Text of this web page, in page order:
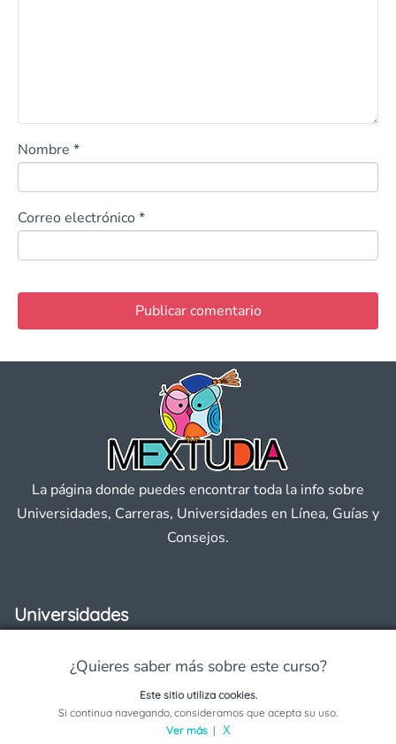
Nombre *
Correo electrónico *
¿Quieres saber más sobre este curso?
Solicita información sobre este programa
La página donde puedes encontrar toda la info sobre
Universidades, Carreras, Universidades en Línea, Guías y
Consejos.
Universidades
Convocatorias 2026
Este sitio utiliza cookies.
Si continua navegando, consideramos que acepta su uso.
Ver más| X